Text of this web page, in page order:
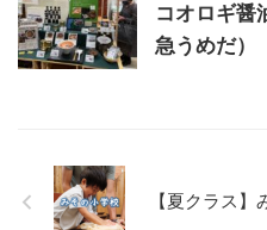
コオロギ醤
急うめだ）
【夏クラス